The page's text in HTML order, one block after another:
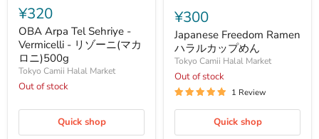
Arpa
Tel
Sehriye
-
Vermicelli
-
リ
ゾ
ニ
カ
¥320
OBA Arpa Tel Sehriye -
Vermicelli - リゾーニ(マカ
ロニ)500g
Tokyo Camii Halal Market
Out of stock
Quick shop
Freedom
Ramen
ハ
ラ
ル
カ
ッ
プ
ん
¥300
Japanese Freedom Ramen
ハラルカップめん
Tokyo Camii Halal Market
Out of stock
1 Review
Quick shop